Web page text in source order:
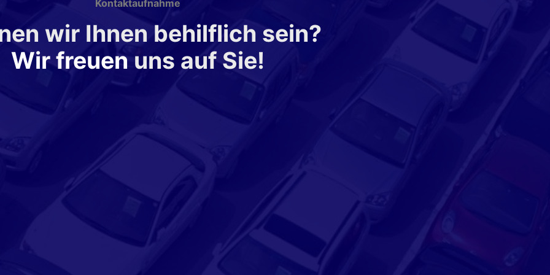
Kontaktaufnahme
wir Ihnen behilflich sein?
Wir freuen uns auf Sie!